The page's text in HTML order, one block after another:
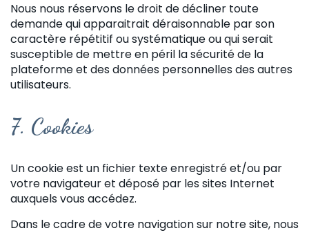
Nous nous réservons le droit de décliner toute
demande qui apparaitrait déraisonnable par son
caractère répétitif ou systématique ou qui serait
susceptible de mettre en péril la sécurité de la
plateforme et des données personnelles des autres
utilisateurs.
7. Cookies
Un cookie est un fichier texte enregistré et/ou par
votre navigateur et déposé par les sites Internet
auxquels vous accédez.
Dans le cadre de votre navigation sur notre site, nous